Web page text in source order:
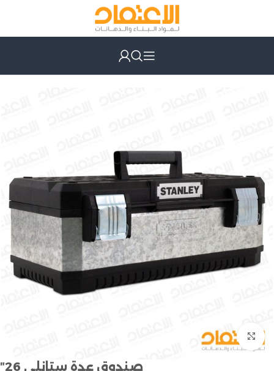
Click to enlarge
صندوق عدة ستانلي 26″